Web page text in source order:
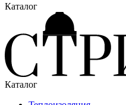
Каталог
Каталог